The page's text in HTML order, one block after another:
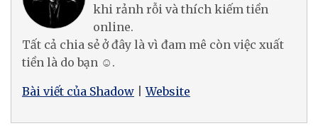
khi rảnh rỗi và thích kiếm tiền
online.
Tất cả chia sẻ ở đây là vì đam mê còn việc xuất
tiền là do bạn ☺.
Bài viết của Shadow |Website